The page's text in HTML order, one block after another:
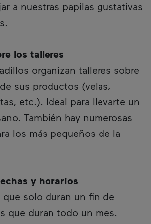
a nuestras papilas gustativas
los talleres
organizan talleres sobre
sus productos (velas,
etc.). Ideal para llevarte un
También hay numerosas
los más pequeños de la
y horarios
que solo duran un fin de
que duran todo un mes.